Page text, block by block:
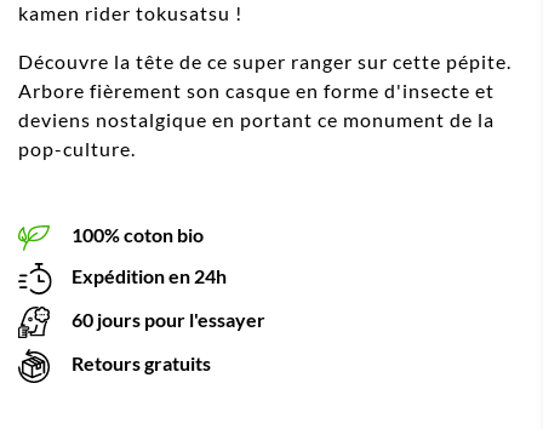
kamen rider tokusatsu !
Découvre la tête de ce super ranger sur cette pépite.
Arbore fièrement son casque en forme d'insecte et
deviens nostalgique en portant ce monument de la
pop-culture.
100% coton bio
Expédition en 24h
60 jours pour l'essayer
Retours gratuits